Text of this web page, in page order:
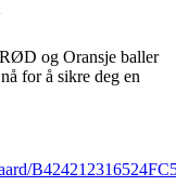
og Oransje baller
for å sikre deg en